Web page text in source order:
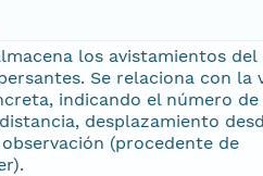
los avistamientos
Se relaciona con la
indicando el número de
desplazamiento
(procedente de